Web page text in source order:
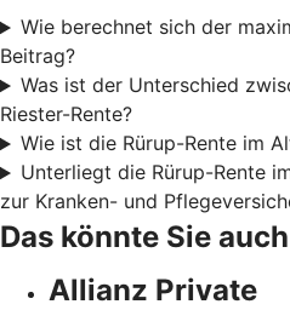
Wie berechnet sich der
Beitrag?
Was ist der Unterschied
Riester-Rente?
Wie ist die Rürup-Rente im
Unterliegt die Rürup-Rente
zur Kranken- und
Das könnte Sie
Allianz Private